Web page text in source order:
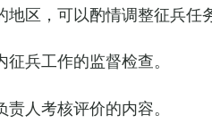
区，可以酌情调整征兵任务
兵工作的监督检查。
人考核评价的内容。